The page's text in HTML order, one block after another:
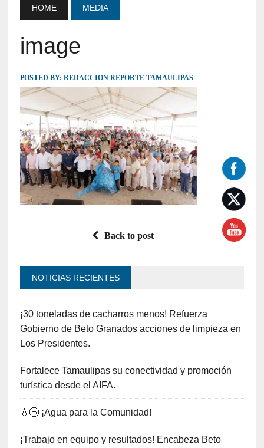
HOME MEDIA
image
POSTED BY: REDACCION REPORTE TAMAULIPAS
Back to post
NOTICIAS RECIENTES
¡30 toneladas de cacharros menos! Refuerza
Gobierno de Beto Granados acciones de limpieza en
Los Presidentes.
Fortalece Tamaulipas su conectividad y promoción
turística desde el AIFA.
💧🚰 ¡Agua para la Comunidad!
¡Trabajo en equipo y resultados! Encabeza Beto